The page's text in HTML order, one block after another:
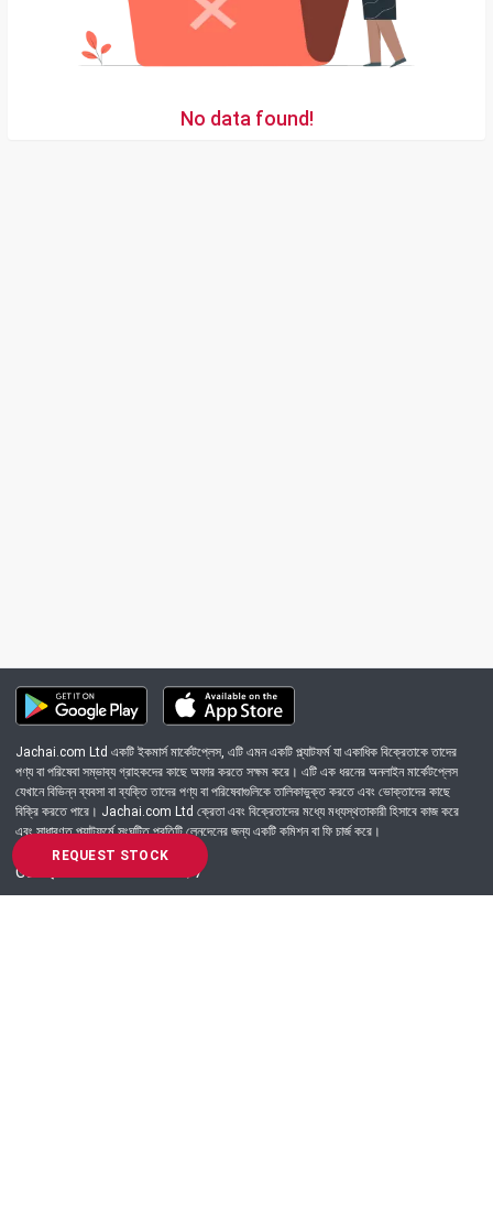
REQUEST STOCK
No data found!
Jachai.com Ltd একটি ইকমার্স মার্কেটপ্লেস, এটি এমন একটি প্ল্যাটফর্ম যা একাধিক বিক্রেতাকে তাদের
পণ্য বা পরিষেবা সম্ভাব্য গ্রাহকদের কাছে অফার করতে সক্ষম করে। এটি এক ধরনের অনলাইন মার্কেটপ্লেস
যেখানে বিভিন্ন ব্যবসা বা ব্যক্তি তাদের পণ্য বা পরিষেবাগুলিকে তালিকাভুক্ত করতে এবং ভোক্তাদের কাছে
বিক্রি করতে পারে। Jachai.com Ltd ক্রেতা এবং বিক্রেতাদের মধ্যে মধ্যস্থতাকারী হিসাবে কাজ করে
এবং সাধারণত প্ল্যাটফর্মে সংঘটিত প্রতিটি লেনদেনের জন্য একটি কমিশন বা ফি চার্জ করে।
Got Question? Call us 24/7